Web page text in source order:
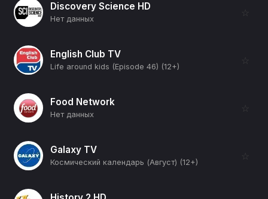
Discovery Science HD
Нет данных
☆
English Club TV
Life around kids (Episode 46) (12+)
☆
Food Network
Нет данных
☆
Galaxy TV
Космический календарь (Август) (12+)
☆